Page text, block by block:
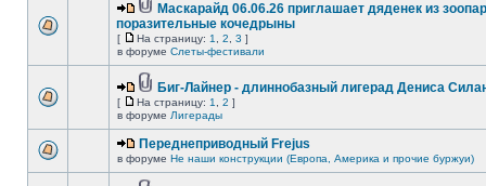
Маскарайд 06.06.26 приглашает дяденек из
поразительные кочедрыны
[ На страницу: 1 2 3 ]
в форуме Слеты-фестивали
Биг-Лайнер - длиннобазный лигерад Дениса
[ На страницу: 1 2 ]
в форуме Лигерады
Переднеприводный Frejus
в форуме Не наши конструкции (Европа, Америка и прочие буржуи)